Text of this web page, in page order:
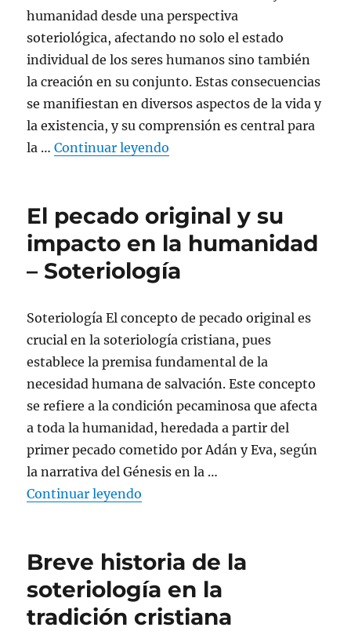
humanidad desde una perspectiva
soteriológica, afectando no solo el estado
individual de los seres humanos sino también
la creación en su conjunto. Estas consecuencias
se manifiestan en diversos aspectos de la vida y
la existencia, y su comprensión es central para
la …Continuar leyendo
El pecado original y su
impacto en la humanidad
– Soteriología
Soteriología El concepto de pecado original es
crucial en la soteriología cristiana, pues
establece la premisa fundamental de la
necesidad humana de salvación. Este concepto
se refiere a la condición pecaminosa que afecta
a toda la humanidad, heredada a partir del
primer pecado cometido por Adán y Eva, según
la narrativa del Génesis en la …
Continuar leyendo
Breve historia de la
soteriología en la
tradición cristiana